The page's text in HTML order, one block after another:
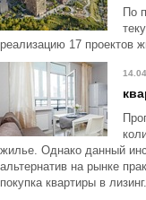
По
реализацию 17 проектов
жилье. Однако данный
альтернатив на рынке
покупка квартиры в лизинг.